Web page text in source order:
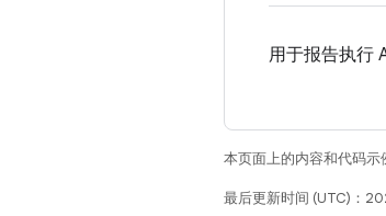
用于报告执行
本页面上的内容和代码示
最后更新时间 (UTC)：